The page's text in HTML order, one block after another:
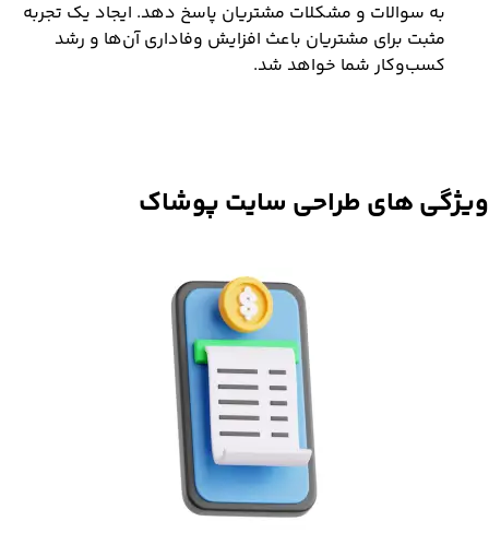
به سوالات و مشکلات مشتریان پاسخ دهد. ایجاد یک تجربه
مثبت برای مشتریان باعث افزایش وفاداری آن‌ها و رشد
کسب‌وکار شما خواهد شد.
ویژگی هایطراحی سایت پوشاک